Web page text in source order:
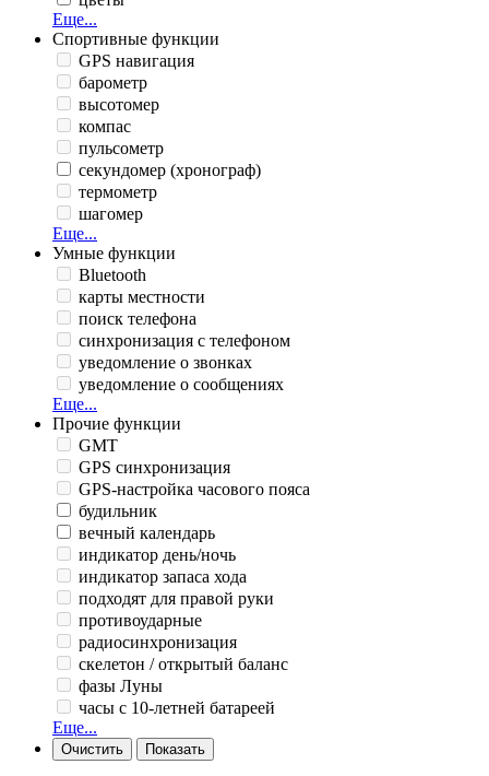
Еще...
Спортивные функции
GPS навигация
барометр
высотомер
компас
пульсометр
секундомер (хронограф)
термометр
шагомер
Еще...
Умные функции
Bluetooth
карты местности
поиск телефона
синхронизация с телефоном
уведомление о звонках
уведомление о сообщениях
Еще...
Прочие функции
GMT
GPS синхронизация
GPS-настройка часового пояса
будильник
вечный календарь
индикатор день/ночь
индикатор запаса хода
подходят для правой руки
противоударные
радиосинхронизация
скелетон / открытый баланс
фазы Луны
часы с 10-летней батареей
Еще...